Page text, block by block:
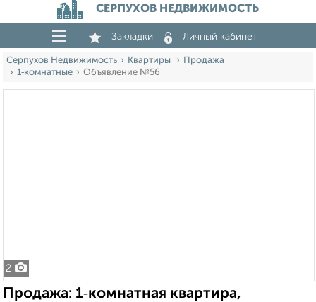
СЕРПУХОВ НЕДВИЖИМОСТЬ
Закладки Личный кабинет
Серпухов Недвижимость Квартиры
Продажа
1‑комнатные
Объявление №56
2
Продажа: 1‑комнатная квартира,